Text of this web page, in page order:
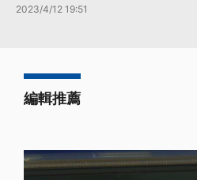
2023/4/12 19:51
編輯推薦